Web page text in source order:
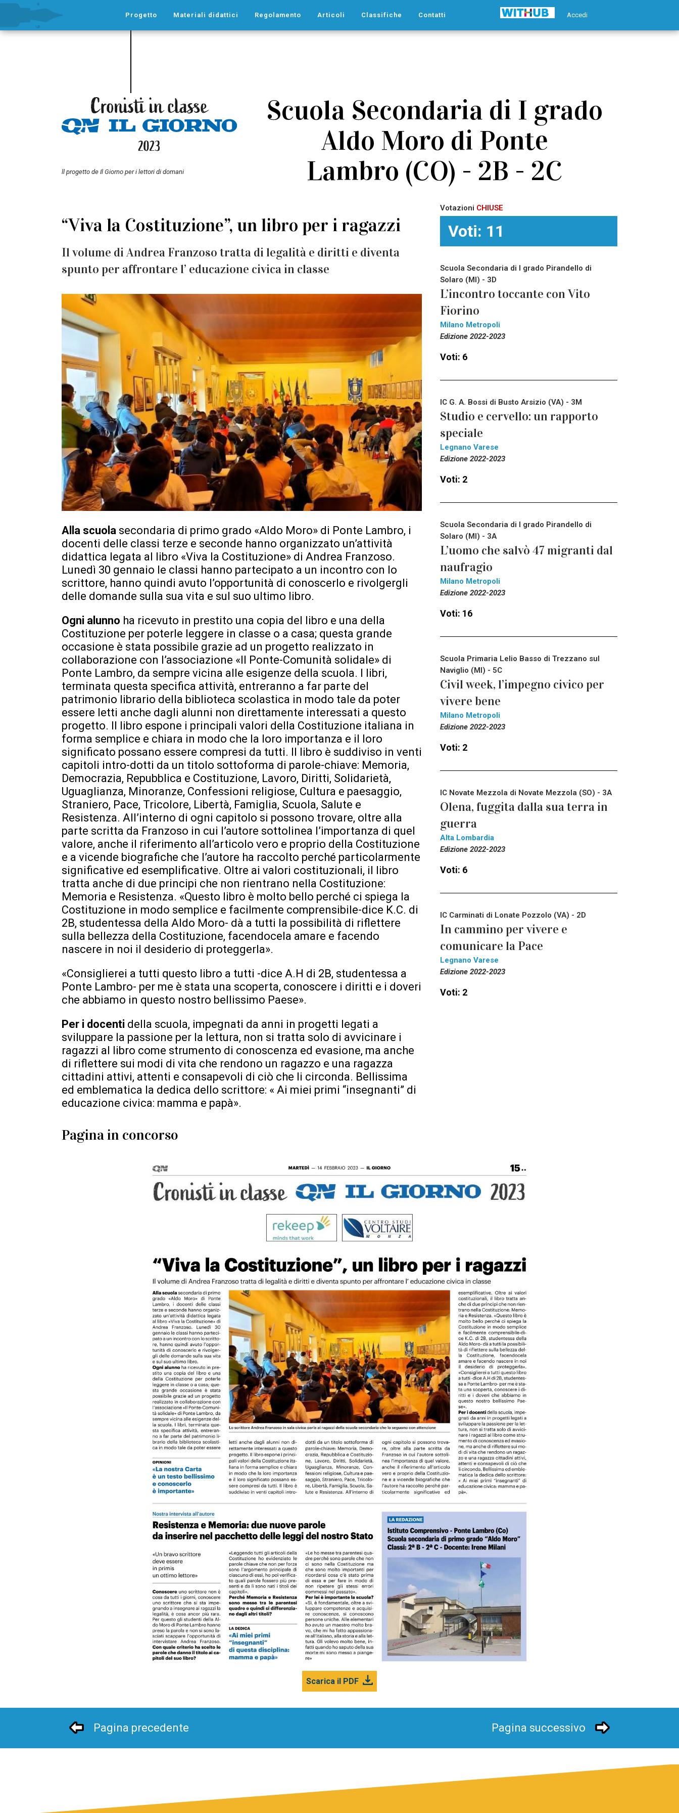
Accedi
Progetto Materiali didattici Regolamento Articoli Classifiche Contatti
ll progetto de Il Giorno per i lettori di domani
Scuola Secondaria di I grado
Aldo Moro di Ponte
Lambro (CO) - 2B - 2C
“Viva la Costituzione”, un libro per i ragazzi
Il volume di Andrea Franzoso tratta di legalità e diritti e diventa
spunto per affrontare l’ educazione civica in classe
Alla scuola secondaria di primo grado «Aldo Moro» di Ponte Lambro, i
docenti delle classi terze e seconde hanno organizzato un’attività
didattica legata al libro «Viva la Costituzione» di Andrea Franzoso.
Lunedì 30 gennaio le classi hanno partecipato a un incontro con lo
scrittore, hanno quindi avuto l’opportunità di conoscerlo e rivolgergli
delle domande sulla sua vita e sul suo ultimo libro.
Ogni alunno ha ricevuto in prestito una copia del libro e una della
Costituzione per poterle leggere in classe o a casa; questa grande
occasione è stata possibile grazie ad un progetto realizzato in
collaborazione con l’associazione «Il Ponte-Comunità solidale» di
Ponte Lambro, da sempre vicina alle esigenze della scuola. I libri,
terminata questa specifica attività, entreranno a far parte del
patrimonio librario della biblioteca scolastica in modo tale da poter
essere letti anche dagli alunni non direttamente interessati a questo
progetto. Il libro espone i principali valori della Costituzione italiana in
forma semplice e chiara in modo che la loro importanza e il loro
significato possano essere compresi da tutti. Il libro è suddiviso in venti
capitoli intro-dotti da un titolo sottoforma di parole-chiave: Memoria,
Democrazia, Repubblica e Costituzione, Lavoro, Diritti, Solidarietà,
Uguaglianza, Minoranze, Confessioni religiose, Cultura e paesaggio,
Straniero, Pace, Tricolore, Libertà, Famiglia, Scuola, Salute e
Resistenza. All’interno di ogni capitolo si possono trovare, oltre alla
parte scritta da Franzoso in cui l’autore sottolinea l’importanza di quel
valore, anche il riferimento all’articolo vero e proprio della Costituzione
e a vicende biografiche che l’autore ha raccolto perché particolarmente
significative ed esemplificative. Oltre ai valori costituzionali, il libro
tratta anche di due principi che non rientrano nella Costituzione:
Memoria e Resistenza. «Questo libro è molto bello perché ci spiega la
Costituzione in modo semplice e facilmente comprensibile-dice K.C. di
2B, studentessa della Aldo Moro- dà a tutti la possibilità di riflettere
sulla bellezza della Costituzione, facendocela amare e facendo
nascere in noi il desiderio di proteggerla».
«Consiglierei a tutti questo libro a tutti -dice A.H di 2B, studentessa a
Ponte Lambro- per me è stata una scoperta, conoscere i diritti e i doveri
che abbiamo in questo nostro bellissimo Paese».
Per i docenti della scuola, impegnati da anni in progetti legati a
sviluppare la passione per la lettura, non si tratta solo di avvicinare i
ragazzi al libro come strumento di conoscenza ed evasione, ma anche
di riflettere sui modi di vita che rendono un ragazzo e una ragazza
cittadini attivi, attenti e consapevoli di ciò che li circonda. Bellissima
ed emblematica la dedica dello scrittore: « Ai miei primi “insegnanti” di
educazione civica: mamma e papà».
Votazioni CHIUSE
Voti: 11
Scuola Secondaria di I grado Pirandello di
Solaro (MI) - 3D
L’incontro toccante con Vito
Fiorino
Milano Metropoli
Edizione 2022-2023
Voti: 6
IC G. A. Bossi di Busto Arsizio (VA) - 3M
Studio e cervello: un rapporto
speciale
Legnano Varese
Edizione 2022-2023
Voti: 2
Scuola Secondaria di I grado Pirandello di
Solaro (MI) - 3A
L’uomo che salvò 47 migranti dal
naufragio
Milano Metropoli
Edizione 2022-2023
Voti: 16
Scuola Primaria Lelio Basso di Trezzano sul
Naviglio (MI) - 5C
Civil week, l’impegno civico per
vivere bene
Milano Metropoli
Edizione 2022-2023
Voti: 2
IC Novate Mezzola di Novate Mezzola (SO) - 3A
Olena, fuggita dalla sua terra in
guerra
Alta Lombardia
Edizione 2022-2023
Voti: 6
IC Carminati di Lonate Pozzolo (VA) - 2D
In cammino per vivere e
comunicare la Pace
Legnano Varese
Edizione 2022-2023
Voti: 2
Pagina in concorso
Scarica il PDF
Pagina precedente Pagina successivo